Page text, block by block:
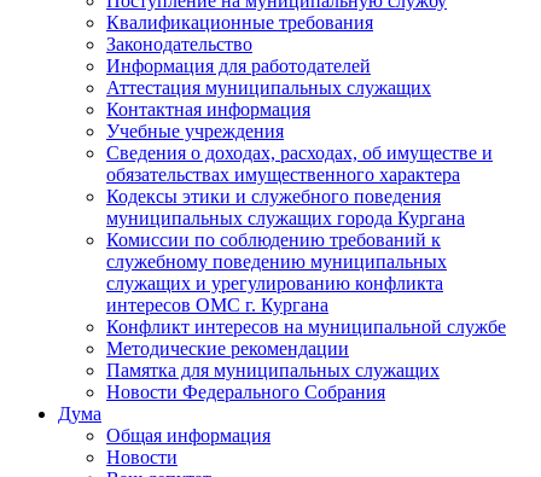
Квалификационные требования
Законодательство
Информация для работодателей
Аттестация муниципальных служащих
Контактная информация
Учебные учреждения
Сведения о доходах, расходах, об имуществе и
обязательствах имущественного характера
Кодексы этики и служебного поведения
муниципальных служащих города Кургана
Комиссии по соблюдению требований к
служебному поведению муниципальных
служащих и урегулированию конфликта
интересов ОМС г. Кургана
Конфликт интересов на муниципальной службе
Методические рекомендации
Памятка для муниципальных служащих
Новости Федерального Cобрания
Дума
Общая информация
Новости